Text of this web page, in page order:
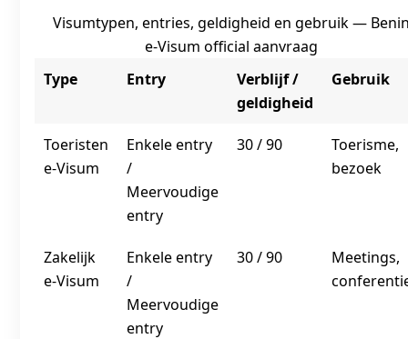
Visumtypen, entries, geldigheid en gebruik —
e‑Visum official aanvraag
Type
Entry
Verblijf /
geldigheid
Gebruik
Toeristen
e‑Visum
Enkele entry
/
Meervoudige
entry
30 / 90
Toerisme,
bezoek
Zakelijk
e‑Visum
Enkele entry
/
Meervoudige
entry
30 / 90
Meetings,